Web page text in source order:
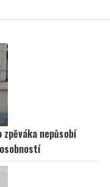
zpěváka nepůsobí